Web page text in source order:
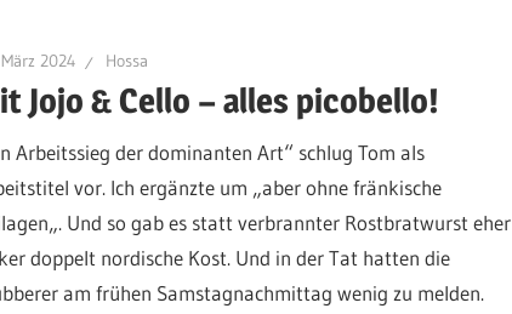
2024 Hossa
Jojo & Cello – alles picobello!
Arbeitssieg der dominanten Art“ schlug Tom als
vor. Ich ergänzte um „aber ohne fränkische
Und so gab es statt verbrannter Rostbratwurst eher
doppelt nordische Kost. Und in der Tat hatten die
am frühen Samstagnachmittag wenig zu melden.